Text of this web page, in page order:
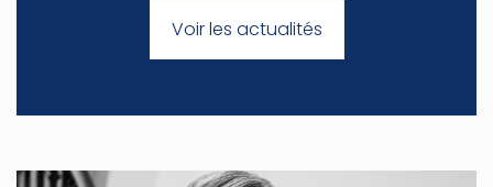
Voir les actualités